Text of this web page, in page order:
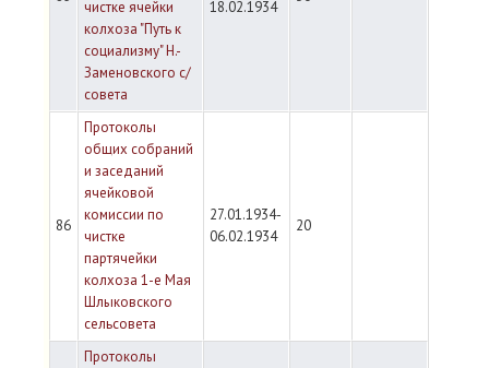
чистке ячейки
колхоза "Путь к
социализму" Н.-
Заменовского с/
совета
18.02.1934
86
Протоколы
общих собраний
и заседаний
ячейковой
комиссии по
чистке
партячейки
колхоза 1-е Мая
Шлыковского
сельсовета
27.01.1934-
06.02.1934
20
Протоколы